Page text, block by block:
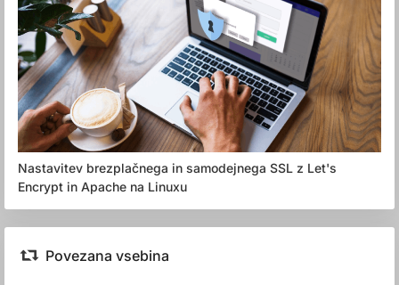
Nastavitev brezplačnega in samodejnega SSL z Let's
Encrypt in Apache na Linuxu
Povezana vsebina